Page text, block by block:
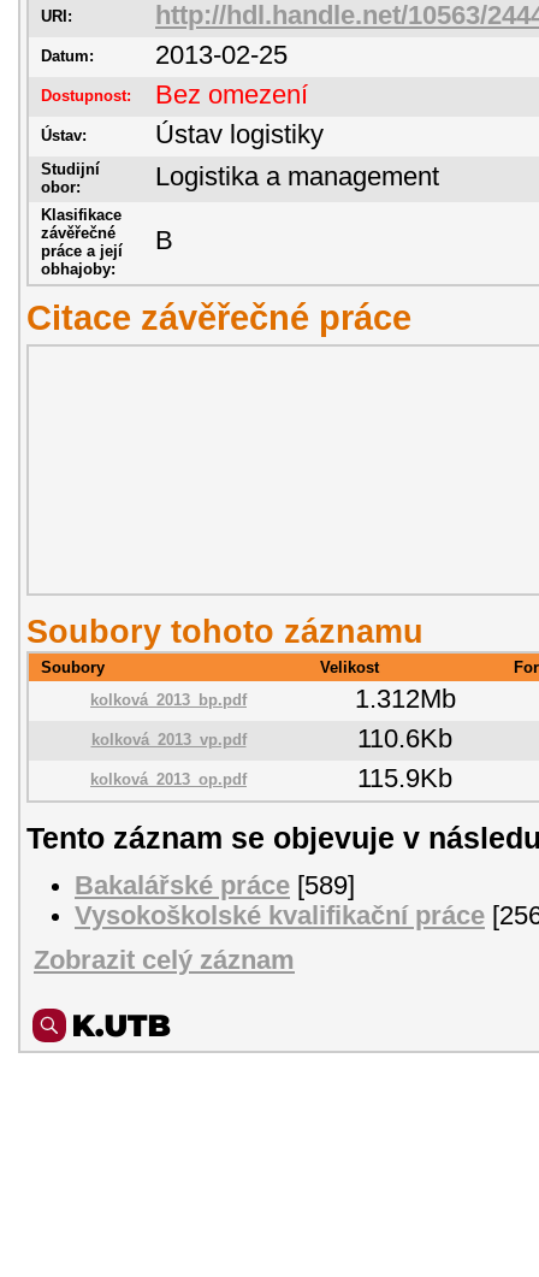
URI: http://hdl.handle.net/10563/
Datum: 2013-02-25
Dostupnost: Bez omezení
Ústav: Ústav logistiky
Studijní
obor:
Logistika a management
Klasifikace
závěřečné
práce a její
obhajoby:
B
Citace závěřečné práce
Soubory tohoto záznamu
Soubory Velikost
kolková_2013_bp.pdf
1.312Mb
kolková_2013_vp.pdf 110.6Kb
kolková_2013_op.pdf 115.9Kb
Tento záznam se objevuje v
Bakalářské práce [589]
Vysokoškolské kvalifikační práce
Zobrazit celý záznam